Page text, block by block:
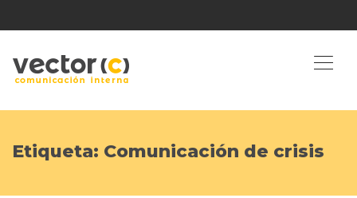
Etiqueta: Comunicación de crisis